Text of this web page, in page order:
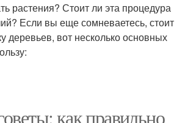
растения? Стоит ли эта процедура
Если вы еще сомневаетесь, стоит
деревьев, вот несколько основных
как правильно